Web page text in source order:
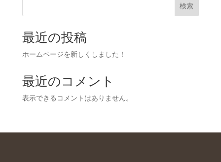
検索
最近の投稿
ホームページを新しくしました！
最近のコメント
表示できるコメントはありません。